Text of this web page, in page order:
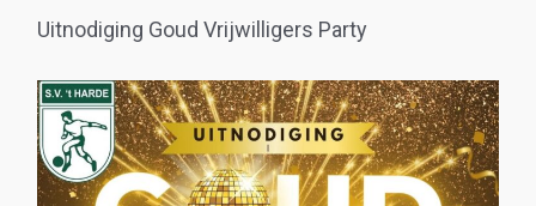
Uitnodiging Goud Vrijwilligers Party